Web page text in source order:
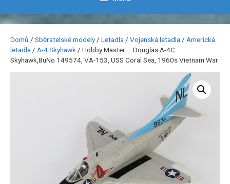
Domů / Sběratelské modely / Letadla / Vojenská letadla / Americká
letadla / A-4 Skyhawk / Hobby Master – Douglas A-4C
Skyhawk,BuNo 149574, VA-153, USS Coral Sea, 1960s Vietnam War